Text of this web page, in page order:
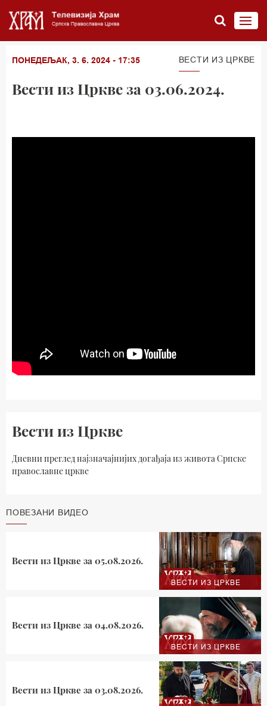
ПОНЕДЕЉАК, 3. 6. 2024 - 17:35 ВЕСТИ ИЗ ЦРКВЕ
Вести из Цркве за 03.06.2024.
Вести из Цркве
Дневни преглед најзначајнијих догађаја из живота Српске
православне цркве
ПОВЕЗАНИ ВИДЕО
ВЕСТИ ИЗ ЦРКВЕ
Вести из Цркве за 05.08.2026.
ВЕСТИ ИЗ ЦРКВЕ
Вести из Цркве за 04.08.2026.
Вести из Цркве за 03.08.2026.